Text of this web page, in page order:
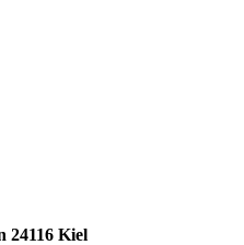
24116 Kiel